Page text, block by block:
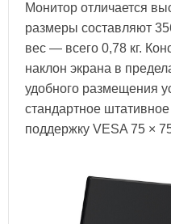
Монитор отличается
размеры составляют
вес — всего 0,78 кг.
наклон экрана в
удобного размещения
стандартное
поддержку VESA 75 ×